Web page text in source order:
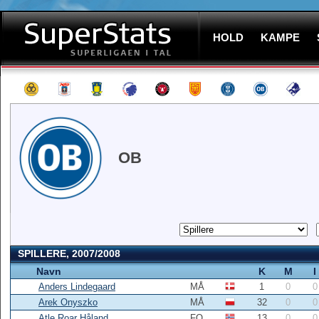
HOLD KAMPE
OB
SPILLERE, 2007/2008
Navn
K M I
Anders Lindegaard MÅ 1 0
0
Arek Onyszko
MÅ 32 0
0